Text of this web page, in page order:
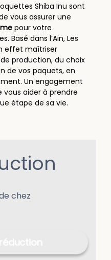
Shiba Inu sont
vous assurer une
pour votre
Basé dans l’Ain, Les
effet maîtriser
production, du choix
de vos paquets, en
Un engagement
aider à prendre
étape de sa vie.
chez